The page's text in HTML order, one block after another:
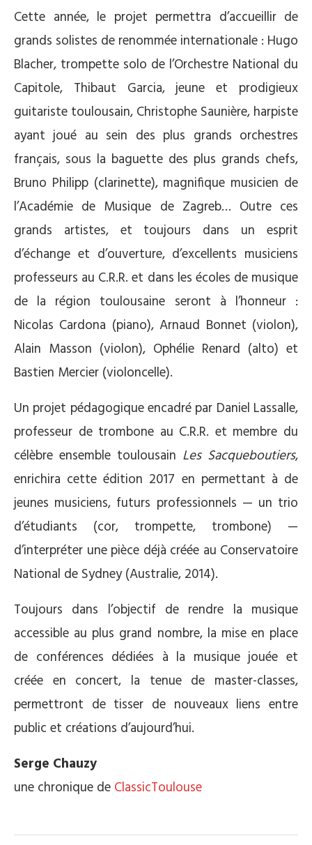
Cette année, le projet permettra d’accueillir de
grands solistes de renommée internationale : Hugo
Blacher, trompette solo de l’Orchestre National du
Capitole, Thibaut Garcia, jeune et prodigieux
guitariste toulousain, Christophe Saunière, harpiste
ayant joué au sein des plus grands orchestres
français, sous la baguette des plus grands chefs,
Bruno Philipp (clarinette), magnifique musicien de
l’Académie de Musique de Zagreb… Outre ces
grands artistes, et toujours dans un esprit
d’échange et d’ouverture, d’excellents musiciens
professeurs au C.R.R. et dans les écoles de musique
de la région toulousaine seront à l’honneur :
Nicolas Cardona (piano), Arnaud Bonnet (violon),
Alain Masson (violon), Ophélie Renard (alto) et
Bastien Mercier (violoncelle).
Un projet pédagogique encadré par Daniel Lassalle,
professeur de trombone au C.R.R. et membre du
célèbre ensemble toulousain Les Sacqueboutiers,
enrichira cette édition 2017 en permettant à de
jeunes musiciens, futurs professionnels — un trio
d’étudiants (cor, trompette, trombone) —
d’interpréter une pièce déjà créée au Conservatoire
National de Sydney (Australie, 2014).
Toujours dans l’objectif de rendre la musique
accessible au plus grand nombre, la mise en place
de conférences dédiées à la musique jouée et
créée en concert, la tenue de master-classes,
permettront de tisser de nouveaux liens entre
public et créations d’aujourd’hui.
Serge Chauzy
une chronique de ClassicToulouse